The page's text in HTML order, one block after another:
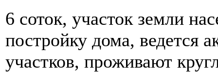
6 соток, участок земли
постройку дома, ведется
участков, проживают